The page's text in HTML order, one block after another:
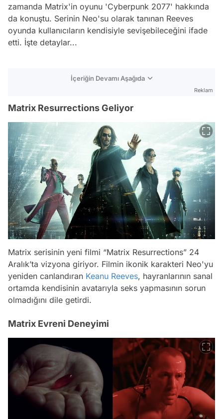
zamanda Matrix'in oyunu 'Cyberpunk 2077' hakkında
da konuştu. Serinin Neo'su olarak tanınan Reeves
oyunda kullanıcıların kendisiyle sevişebileceğini ifade
etti. İşte detaylar...
İçeriğin Devamı Aşağıda
Reklam
Matrix Resurrections Geliyor
Matrix serisinin yeni filmi “Matrix Resurrections” 24
Aralık’ta vizyona giriyor. Filmin ikonik karakteri Neo'yu
yeniden canlandıran Keanu Reeves, hayranlarının sanal
ortamda kendisinin avatarıyla seks yapmasının sorun
olmadığını dile getirdi.
Matrix Evreni Deneyimi